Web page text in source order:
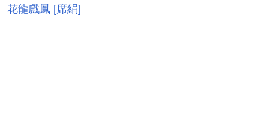
花龍戲鳳 [席絹]